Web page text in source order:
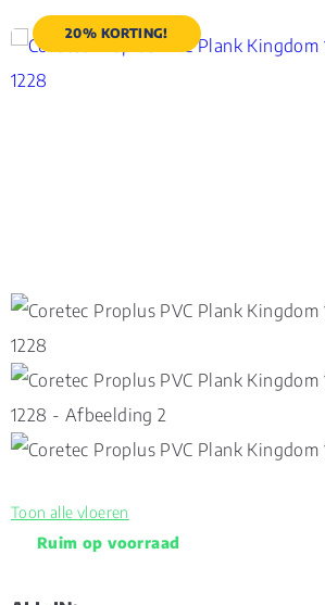
20% KORTING!
Toon alle vloeren
Ruim op voorraad